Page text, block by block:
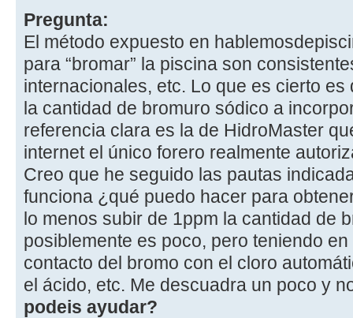
Pregunta:
El método expuesto en
para “bromar” la piscina son
internacionales, etc. Lo que es cierto
la cantidad de bromuro sódico a
referencia clara es la de HidroMaster
internet el único forero realmente
Creo que he seguido las pautas
funciona ¿qué puedo hacer para
lo menos subir de 1ppm la cantidad de
posiblemente es poco, pero teniendo
contacto del bromo con el cloro
el ácido, etc. Me descuadra un poco y
podeis ayudar?